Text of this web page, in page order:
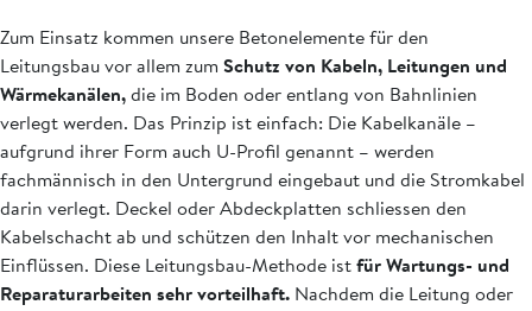
Zum Einsatz kommen unsere Betonelemente für den
Leitungsbau vor allem zum Schutz von Kabeln, Leitungen und
Wärmekanälen,die im Boden oder entlang von Bahnlinien
verlegt werden. Das Prinzip ist einfach: Die Kabelkanäle –
aufgrund ihrer Form auch U-Profil genannt – werden
fachmännisch in den Untergrund eingebaut und die Stromkabel
darin verlegt. Deckel oder Abdeckplatten schliessen den
Kabelschacht ab und schützen den Inhalt vor mechanischen
Einflüssen. Diese Leitungsbau-Methode istfür Wartungs- und
Reparaturarbeiten sehr vorteilhaft. Nachdem die Leitung oder